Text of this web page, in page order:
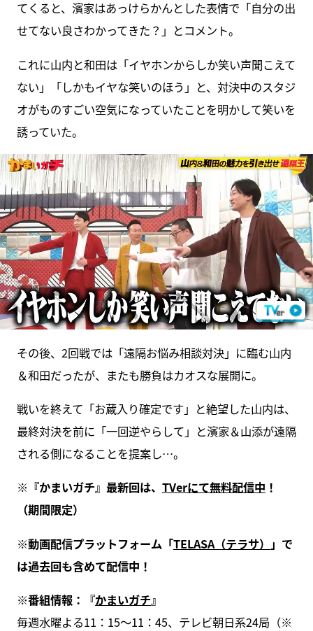
てくると、濱家はあっけらかんとした表情で「自分の出
せてない良さわかってきた？」とコメント。
これに山内と和田は「イヤホンからしか笑い声聞こえて
ない」「しかもイヤな笑いのほう」と、対決中のスタジ
オがものすごい空気になっていたことを明かして笑いを
誘っていた。
その後、2回戦では「遠隔お悩み相談対決」に臨む山内
＆和田だったが、またも勝負はカオスな展開に。
戦いを終えて「お蔵入り確定です」と絶望した山内は、
最終対決を前に「一回逆やらして」と濱家＆山添が遠隔
される側になることを提案し…。
※『かまいガチ』最新回は、 TVerにて無料配信中 ！
（期間限定）
※動画配信プラットフォーム「TELASA（テラサ） 」で
は過去回も含めて配信中！
※番組情報：『かまいガチ』
毎週水曜よる11：15～11：45、テレビ朝日系24局（※